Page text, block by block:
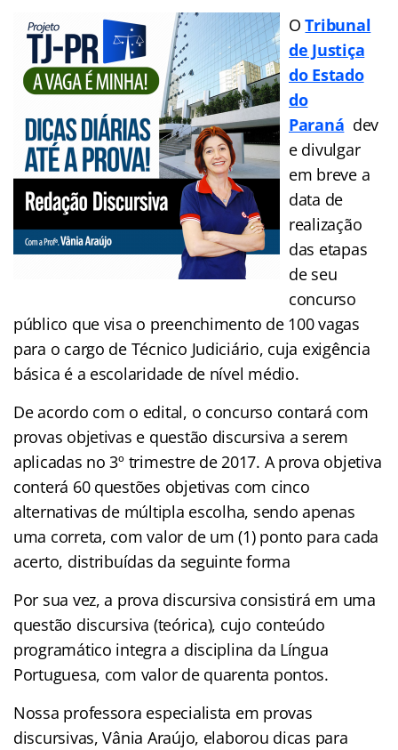
OTribunal
de Justiça
do Estado
do
Paraná dev
e divulgar
em breve a
data de
realização
das etapas
de seu
concurso
público que visa o preenchimento de 100 vagas
para o cargo de Técnico Judiciário, cuja exigência
básica é a escolaridade de nível médio.
De acordo com o edital, o concurso contará com
provas objetivas e questão discursiva a serem
aplicadas no 3º trimestre de 2017. A prova objetiva
conterá 60 questões objetivas com cinco
alternativas de múltipla escolha, sendo apenas
uma correta, com valor de um (1) ponto para cada
acerto, distribuídas da seguinte forma
Por sua vez, a prova discursiva consistirá em uma
questão discursiva (teórica), cujo conteúdo
programático integra a disciplina da Língua
Portuguesa, com valor de quarenta pontos.
Nossa professora especialista em provas
discursivas, Vânia Araújo, elaborou dicas para